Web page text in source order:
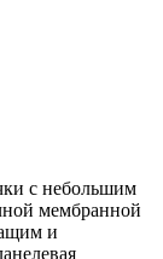
с небольшим
мембранной
и